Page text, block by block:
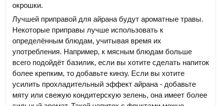
окрошки.
Лучшей приправой для айрана будут ароматные травы.
Некоторые приправы лучше использовать к
определённым блюдам, учитывая время их
употребления. Например, к мясным блюдам больше
всего подойдёт базилик, если вы хотите сделать напиток
более крепким, то добавьте кинзу. Если вы хотите
усилить прохладительный эффект айрана - добавьте
мяту или свежую кондитерскую зелень, она имеет более